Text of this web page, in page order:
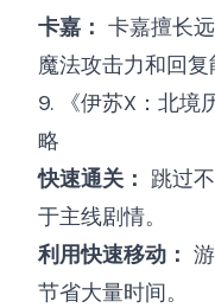
卡嘉： 卡嘉擅长
魔法攻击力和回复
9. 《伊苏X：北境
略
快速通关： 跳过
于主线剧情。
利用快速移动：
节省大量时间。